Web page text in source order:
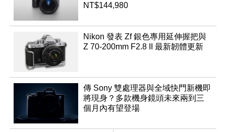
NT$144,980
Nikon 發表 Zf 銀色專用延伸握把與
Z 70-200mm F2.8 II 最新韌體更新
傳 Sony 雙處理器與全域快門新機即
將現身？多款機身鏡頭未來兩到三
個月內有望登場